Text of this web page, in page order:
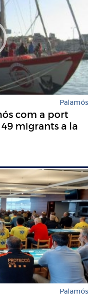
Palamós
com a port
migrants a la
Palamós